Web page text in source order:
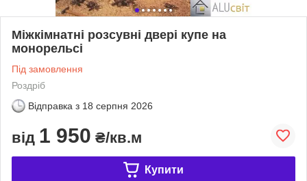
Міжкімнатні розсувні двері купе на
монорельсі
Під замовлення
Роздріб
Відправка з 18 серпня 2026
від 1 950 ₴/кв.м
Купити